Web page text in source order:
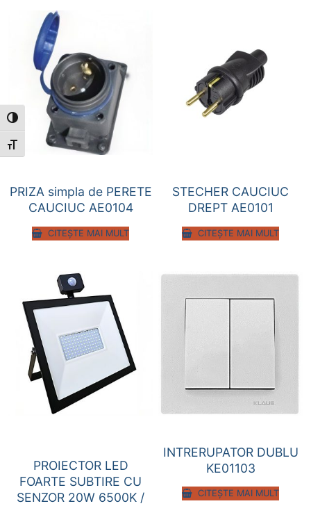
Toggle High Contrast
Toggle Font size
PRIZA simpla de PERETE
CAUCIUC AE0104
CITEȘTE MAI MULT
STECHER CAUCIUC
DREPT AE0101
CITEȘTE MAI MULT
PROIECTOR LED
FOARTE SUBTIRE CU
SENZOR 20W 6500K /
INTRERUPATOR DUBLU
KE01103
CITEȘTE MAI MULT